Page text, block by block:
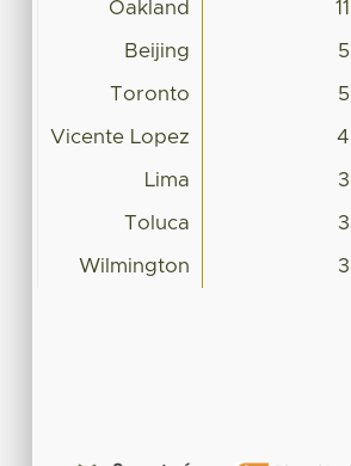
Oakland 11
Beijing 5
Toronto 5
Vicente Lopez 4
Lima 3
Toluca 3
Wilmington 3